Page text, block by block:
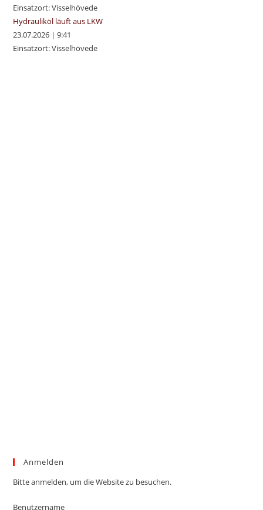
Einsatzort: Visselhövede
Hydrauliköl läuft aus LKW
23.07.2026 |9:41
Einsatzort: Visselhövede
Anmelden
Bitte anmelden, um die Website zu besuchen.
Benutzername